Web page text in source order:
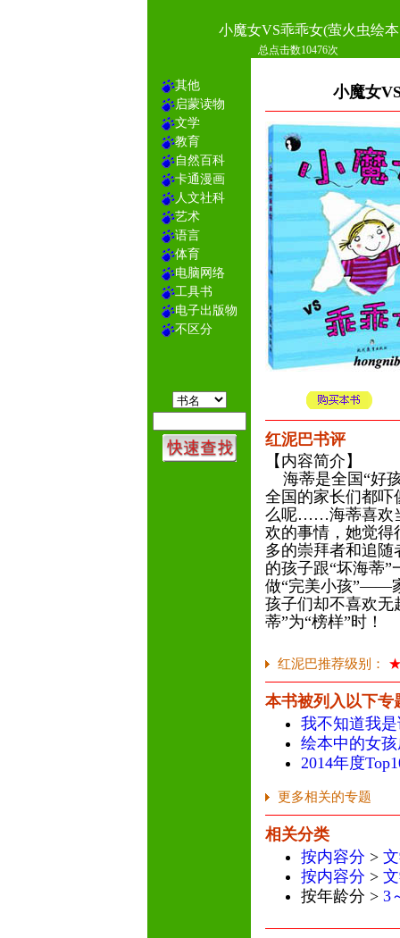
小魔女VS乖乖女(萤火虫绘
总点击数10476次
其他
启蒙读物
文学
教育
自然百科
卡通漫画
人文社科
艺术
语言
体育
电脑网络
工具书
电子出版物
不区分
小魔女
红泥巴书评
【内容简介】
海蒂是全国“好
全国的家长们都吓
么呢……海蒂喜欢
欢的事情，她觉得
多的崇拜者和追
的孩子跟“坏海蒂
做“完美小孩”——
孩子们却不喜欢无
蒂”为“榜样”时！
红泥巴推荐级别：
本书被列入以下专
我不知道我
绘本中的女
2014年度
更多相关的专题
相关分类
按内容分 >
按内容分 >
按年龄分 > 3